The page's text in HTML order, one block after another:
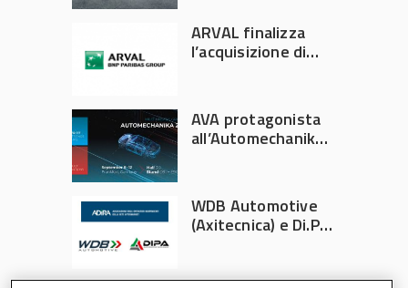
ARVAL finalizza
l’acquisizione di
AVA protagonista
all’Automechanika
WDB Automotive
(Axitecnica) e Di.Pa.